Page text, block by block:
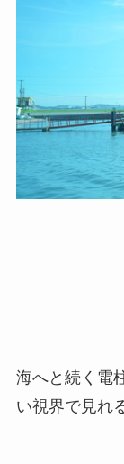
海へと続く電
い視界で見れ